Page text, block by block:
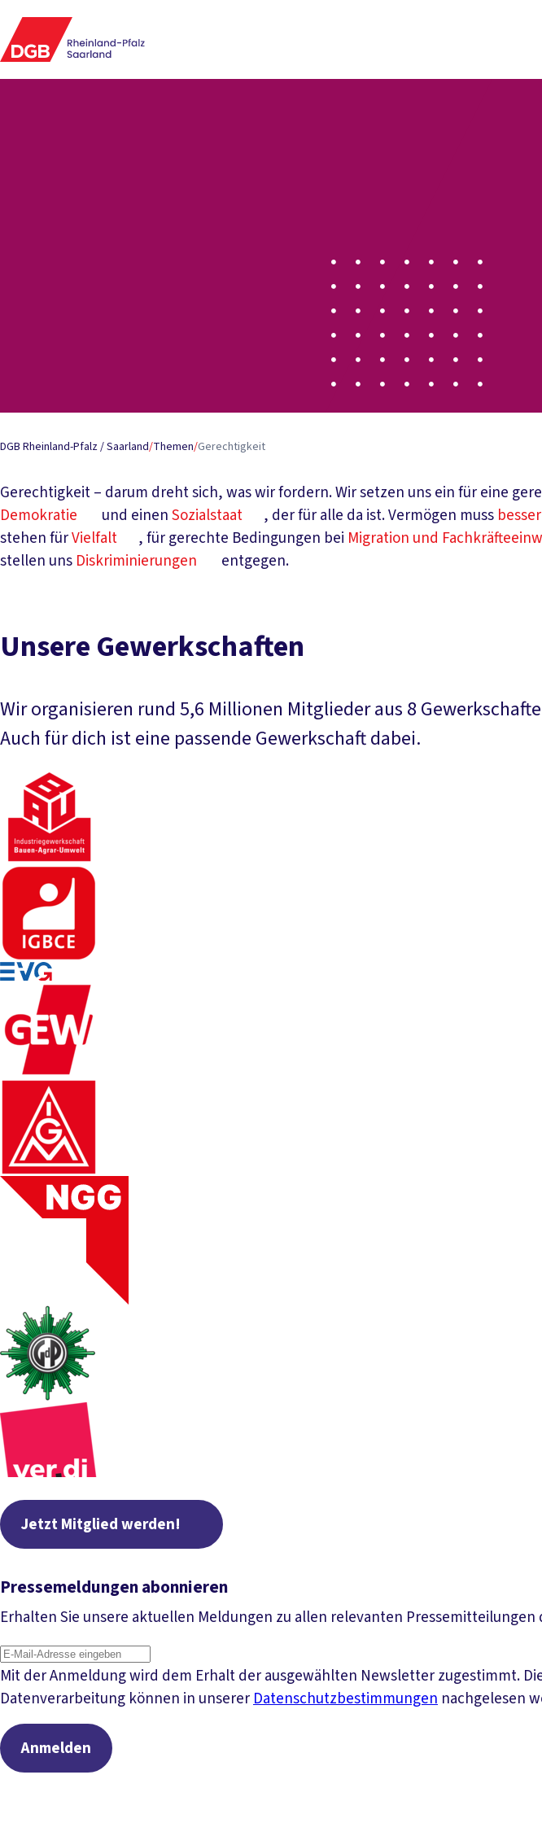
DGB Rheinland-Pfalz / Saarland/Themen/Gerechtigkeit
Gerechtigkeit – darum dreht sich, was wir fordern. Wir setzen uns ein für eine
Demokratie
und einenSozialstaat , der für alle da ist. Vermögen muss
stehen fürVielfalt , für gerechte Bedingungen bei Migration und
stellen uns Diskriminierungen entgegen.
Unsere Gewerkschaften
Wir organisieren rund 5,6 Millionen Mitglieder aus 8
Auch für dich ist eine passende Gewerkschaft dabei.
Jetzt Mitglied werden!
Pressemeldungen abonnieren
Erhalten Sie unsere aktuellen Meldungen zu allen relevanten Pressemitteilungen
Mit der Anmeldung wird dem Erhalt der ausgewählten Newsletter zugestimmt.
Datenverarbeitung können in unsererDatenschutzbestimmungen nachgelesen
Anmelden